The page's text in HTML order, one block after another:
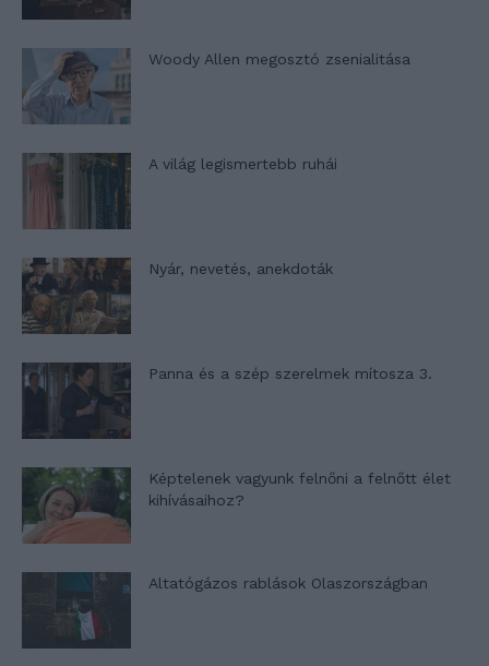
Woody Allen megosztó zsenialitása
A világ legismertebb ruhái
Nyár, nevetés, anekdoták
Panna és a szép szerelmek mítosza 3.
Képtelenek vagyunk felnőni a felnőtt élet
kihívásaihoz?
Altatógázos rablások Olaszországban